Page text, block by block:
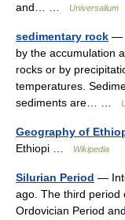
and… …
Universalium
sedimentary rock —
by the accumulation
rocks or by
temperatures.
sediments are… …
Geography of
Ethiopi …
Wikipedia
Silurian Period —
ago. The third period
Ordovician Period